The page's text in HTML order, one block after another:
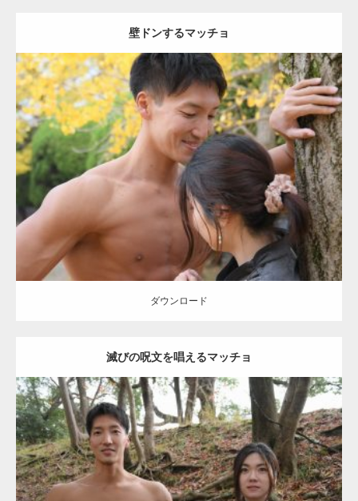
壁ドンするマッチョ
Update: 2021.07.8
Category:公園のマッチョ その他 AKIHITO(細マッチョ) 腹筋 大胸筋
肩
ダウンロード
滅びの呪文を唱えるマッチョ
Update:2021.07.8
Category:公園のマッチョ その他 AKIHITO(細マッチョ) 大胸筋 腹筋